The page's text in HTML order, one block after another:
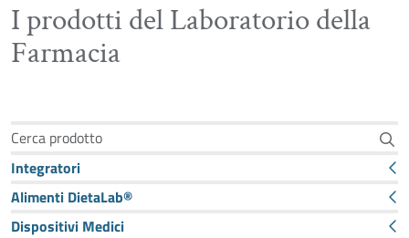
I prodotti del Laboratorio della
Farmacia
Cerca prodotto
Integratori
Alimenti DietaLab®
Dispositivi Medici